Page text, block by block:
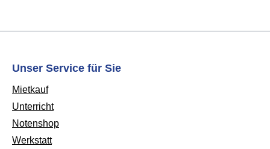
Unser Service für Sie
Mietkauf
Unterricht
Notenshop
Werkstatt